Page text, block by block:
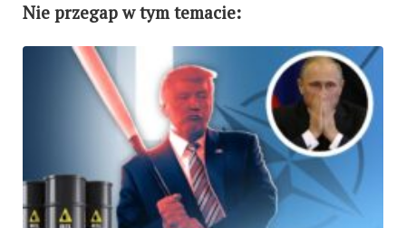
Nie przegap w tym temacie: